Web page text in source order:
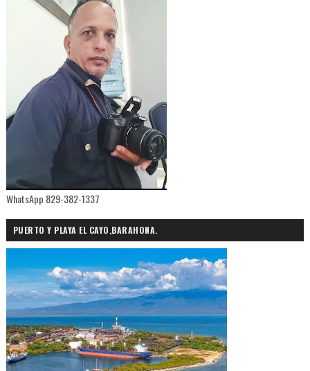
WhatsApp 829-382-1337
PUERTO Y PLAYA EL CAYO,BARAHONA.